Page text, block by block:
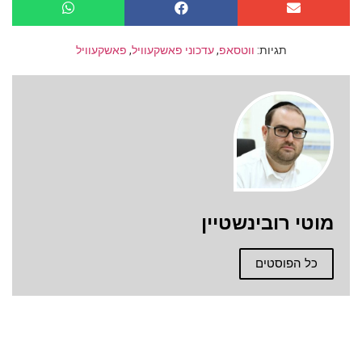
תגיות: ווטסאפ,עדכוני פאשקעוויל, פאשקעוויל
מוטי רובינשטיין
כל הפוסטים